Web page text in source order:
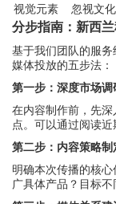
视觉元素
忽视文
分步指南：新西
基于我们团队的服
媒体投放的五步法：
第一步：深度市场调
在内容制作前，先
点。可以通过阅读近
第二步：内容策略制
明确本次传播的核
广具体产品？目标不